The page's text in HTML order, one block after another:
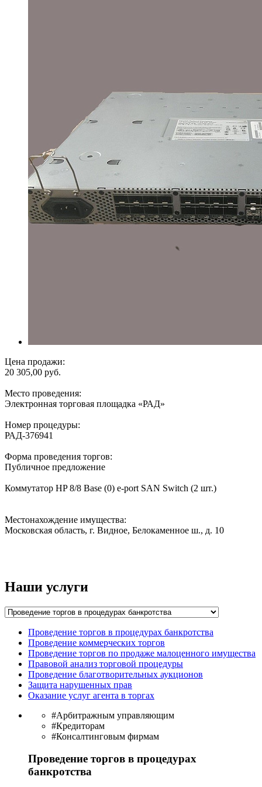
Цена продажи:
20 305,00 руб.
Место проведения:
Электронная торговая площадка «РАД»
Номер процедуры:
РАД-376941
Форма проведения торгов:
Публичное предложение
Коммутатор HP 8/8 Base (0) e-port SAN Switch (2 шт.)
Местонахождение имущества:
Московская область, г. Видное, Белокаменное ш., д. 10
Наши услуги
Проведение торгов в процедурах банкротства
Проведение коммерческих торгов
Проведение торгов по продаже малоценного имущества
Правовой анализ торговой процедуры
Проведение благотворительных аукционов
Защита нарушенных прав
Оказание услуг агента в торгах
#Арбитражным управляющим
#Кредиторам
#Консалтинговым фирмам
Проведение торгов в процедурах
банкротства